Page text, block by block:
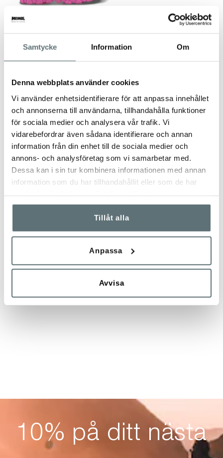
Samtycke Information Om
Denna webbplats använder cookies
Vi använder enhetsidentifierare för att anpassa innehållet
och annonserna till användarna, tillhandahålla funktioner
för sociala medier och analysera vår trafik. Vi
vidarebefordrar även sådana identifierare och annan
information från din enhet till de sociala medier och
annons- och analysföretag som vi samarbetar med.
Dessa kan i sin tur kombinera informationen med annan
information som du har tillhandahållit eller som de har
Tillåt alla
Anpassa
Avvisa
WINTER LIGHT KIDS
MEINDL
LINOSA LADY
10% på ditt nästa